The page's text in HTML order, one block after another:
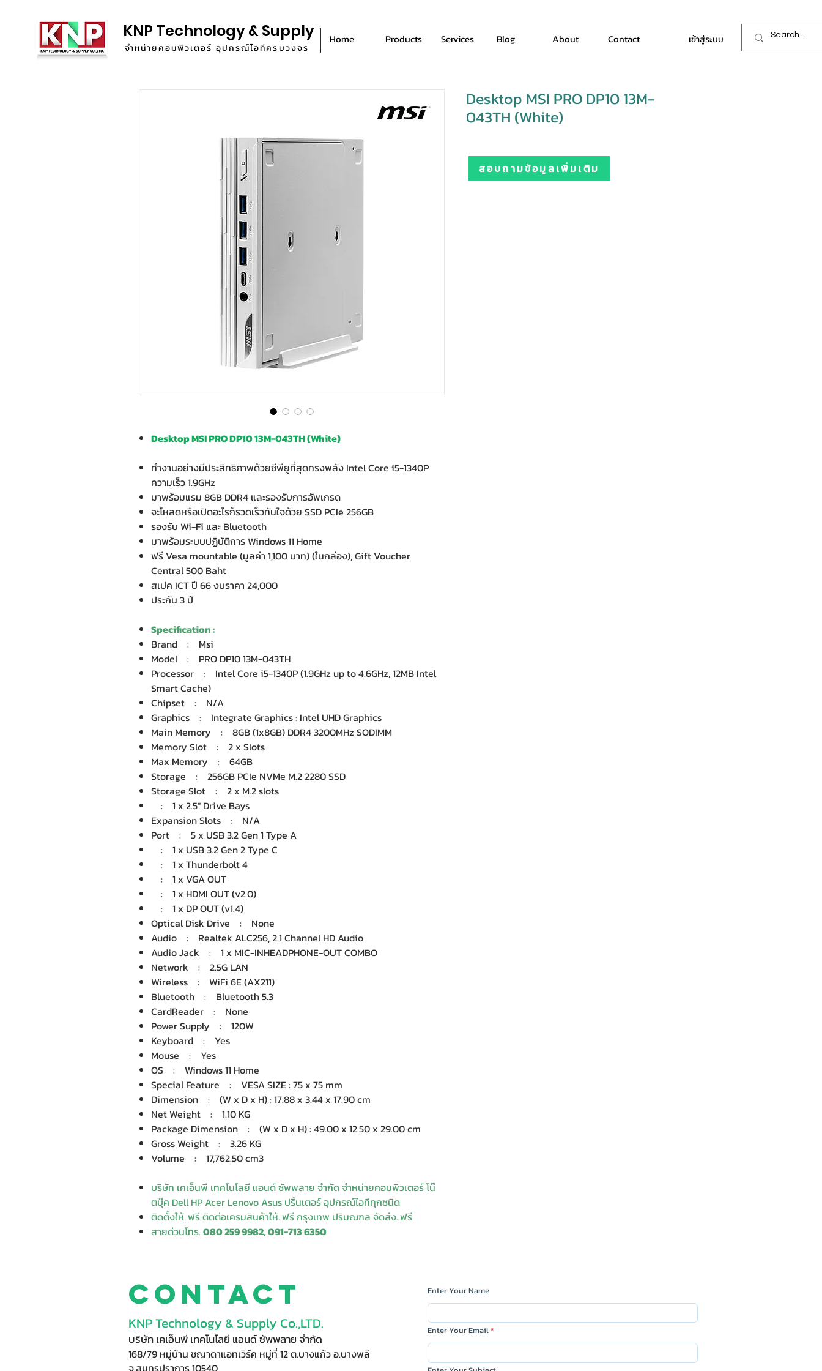
KNP Technology & Supply
จำหน่ายคอมพิวเตอร์ อุปกรณ์ไอทีครบวงจร
Home Products Services Blog About Contact เข้าสู่ระบบ
Desktop MSI PRO DP10 13M-043TH (White)
ทำงานอย่างมีประสิทธิภาพด้วยซีพียูที่สุดทรงพลัง Intel Core i5-1340P
ความเร็ว 1.9GHz
มาพร้อมแรม 8GB DDR4 และรองรับการอัพเกรด
จะโหลดหรือเปิดอะไรก็รวดเร็วทันใจด้วย SSD PCIe 256GB
รองรับ Wi-Fi และ Bluetooth
มาพร้อมระบบปฏิบัติการ Windows 11 Home
ฟรี Vesa mountable (มูลค่า 1,100 บาท) (ในกล่อง), Gift Voucher
Central 500 Baht
สเปค ICT ปี 66 งบราคา 24,000
ประกัน 3 ปี
Specification :
Brand : Msi
Model : PRO DP10 13M-043TH
Processor : Intel Core i5-1340P (1.9GHz up to 4.6GHz, 12MB Intel
Smart Cache)
Chipset : N/A
Graphics : Integrate Graphics : Intel UHD Graphics
Main Memory : 8GB (1x8GB) DDR4 3200MHz SODIMM
Memory Slot : 2 x Slots
Max Memory : 64GB
Storage : 256GB PCIe NVMe M.2 2280 SSD
Storage Slot : 2 x M.2 slots
: 1 x 2.5" Drive Bays
Expansion Slots : N/A
Port : 5 x USB 3.2 Gen 1 Type A
: 1 x USB 3.2 Gen 2 Type C
: 1 x Thunderbolt 4
: 1 x VGA OUT
: 1 x HDMI OUT (v2.0)
: 1 x DP OUT (v1.4)
Optical Disk Drive : None
Audio : Realtek ALC256, 2.1 Channel HD Audio
Audio Jack : 1 x MIC-INHEADPHONE-OUT COMBO
Network : 2.5G LAN
Wireless : WiFi 6E (AX211)
Bluetooth : Bluetooth 5.3
CardReader : None
Power Supply : 120W
Keyboard : Yes
Mouse : Yes
OS : Windows 11 Home
Special Feature : VESA SIZE : 75 x 75 mm
Dimension : (W x D x H) : 17.88 x 3.44 x 17.90 cm
Net Weight : 1.10 KG
Package Dimension : (W x D x H) : 49.00 x 12.50 x 29.00 cm
Gross Weight : 3.26 KG
Volume : 17,762.50 cm3
บริษัท เคเอ็นพี เทคโนโลยี แอนด์ ซัพพลาย จำกัด จำหน่ายคอมพิวเตอร์ โน๊
ตบุ๊ค Dell HP Acer Lenovo Asus ปริ้นเตอร์ อุปกรณ์ไอทีทุกชนิด
ติดตั้งให้..ฟรี ติดต่อเครมสินค้าให้..ฟรี กรุงเทพ ปริมณฑล จัดส่ง..ฟรี
สายด่วนโทร.080 259 9982, 091-713 6350
Desktop MSI PRO DP10 13M-
043TH (White)
สอบถามข้อมูลเพิ่มเติม
Contact
KNP Technology & Supply Co.,LTD.
บริษัท เคเอ็นพี เทคโนโลยี แอนด์ ซัพพลาย จำกัด
168/79 หมู่บ้าน ชญาดาแอทเวิร์ค หมู่ที่ 12 ต.บางแก้ว อ.บางพลี
จ.สมุทรปราการ 10540
Enter Your Name
Enter Your Email